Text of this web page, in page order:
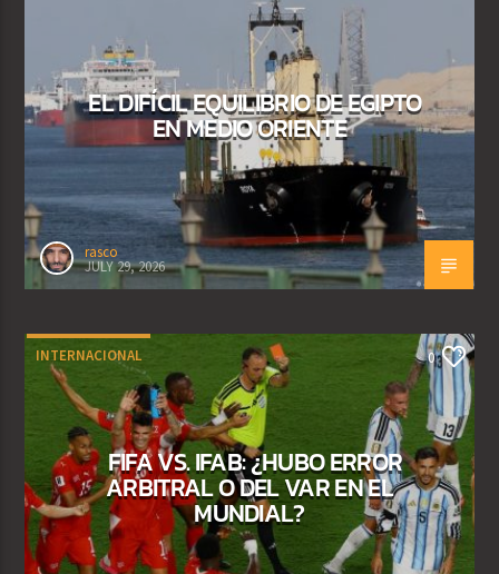
EL DIFÍCIL EQUILIBRIO DE EGIPTO
EN MEDIO ORIENTE
rasco
JULY 29, 2026
INTERNACIONAL 0
FIFA VS. IFAB: ¿HUBO ERROR
ARBITRAL O DEL VAR EN EL
MUNDIAL?